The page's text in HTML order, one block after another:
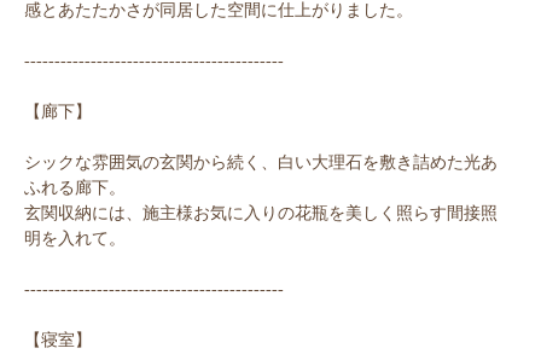
感とあたたかさが同居した空間に仕上がりました。
-------------------------------------------
【廊下】
シックな雰囲気の玄関から続く、白い大理石を敷き詰めた光あ
ふれる廊下。
玄関収納には、施主様お気に入りの花瓶を美しく照らす間接照
明を入れて。
-------------------------------------------
【寝室】